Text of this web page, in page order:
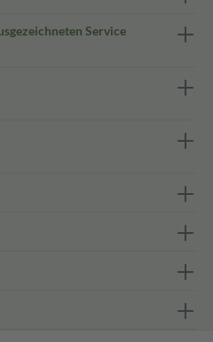
Service